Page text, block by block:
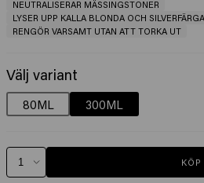
NEUTRALISERAR MÄSSINGSTONER
LYSER UPP KALLA BLONDA OCH
RENGÖR VARSAMT UTAN ATT TORKA UT
Välj variant
80ML 300ML
KÖP